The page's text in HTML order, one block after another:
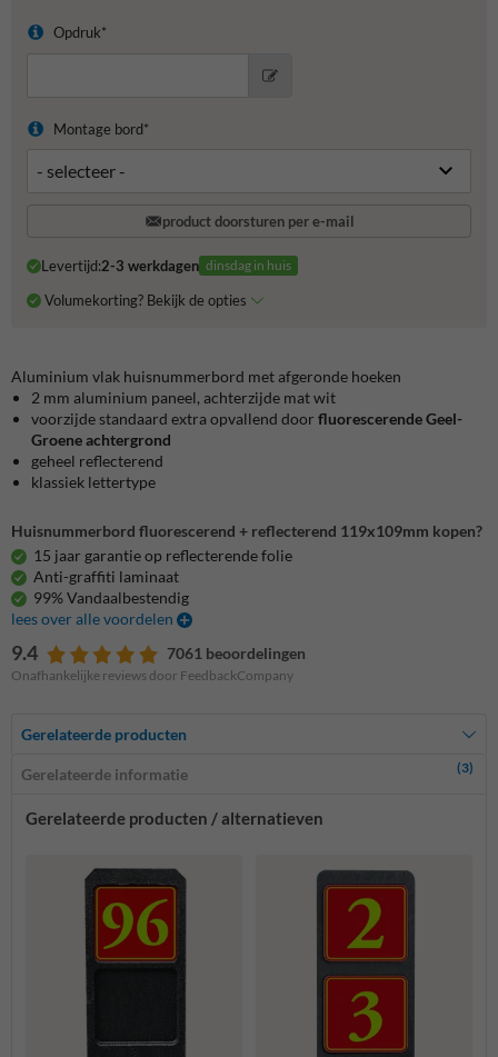
Opdruk*
Montage bord*
product doorsturen per e-mail
Levertijd:2-3 werkdagen dinsdag in huis
Volumekorting? Bekijk de opties
Aluminium vlak huisnummerbord met afgeronde hoeken
2 mm aluminium paneel, achterzijde mat wit
voorzijde standaard extra opvallend door fluorescerende Geel-
Groene achtergrond
geheel reflecterend
klassiek lettertype
Huisnummerbord fluorescerend + reflecterend 119x109mm kopen?
15 jaar garantie op reflecterende folie
Anti-graffiti laminaat
99% Vandaalbestendig
lees over alle voordelen
9.4 7061 beoordelingen
Onafhankelijke reviews door FeedbackCompany
Gerelateerde producten
Gerelateerde informatie (3)
Gerelateerde producten / alternatieven